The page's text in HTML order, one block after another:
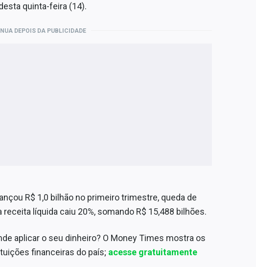
quinta-feira (14).
DEPOIS DA PUBLICIDADE
R$ 1,0 bilhão no primeiro trimestre, queda de
líquida caiu 20%, somando R$ 15,488 bilhões.
aplicar o seu dinheiro? O Money Times mostra os
financeiras do país; acesse gratuitamente